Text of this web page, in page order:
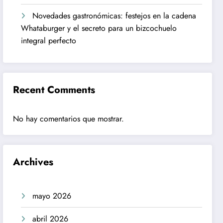
Novedades gastronómicas: festejos en la cadena
Whataburger y el secreto para un bizcochuelo
integral perfecto
Recent Comments
No hay comentarios que mostrar.
Archives
mayo 2026
abril 2026